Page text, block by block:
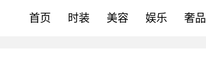
首页 时装 美容 娱乐 奢品